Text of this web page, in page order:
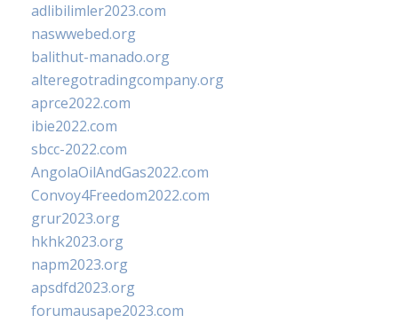
adlibilimler2023.com
naswwebed.org
balithut-manado.org
alteregotradingcompany.org
aprce2022.com
ibie2022.com
sbcc-2022.com
AngolaOilAndGas2022.com
Convoy4Freedom2022.com
grur2023.org
hkhk2023.org
napm2023.org
apsdfd2023.org
forumausape2023.com